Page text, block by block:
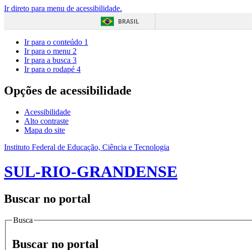
Ir direto para menu de acessibilidade.
BRASIL
Ir para o conteúdo 1
Ir para o menu 2
Ir para a busca 3
Ir para o rodapé 4
Opções de acessibilidade
Acessibilidade
Alto contraste
Mapa do site
Instituto Federal de Educação, Ciência e Tecnologia
SUL-RIO-GRANDENSE
Buscar no portal
Busca
Buscar no portal